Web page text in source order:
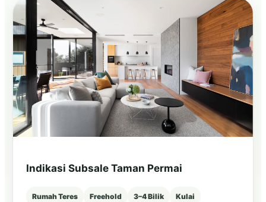
Indikasi Subsale Taman Permai
Rumah Teres Freehold 3–4 Bilik Kulai